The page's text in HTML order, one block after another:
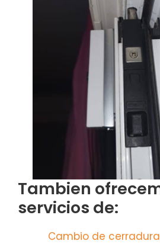
Tambien
servicios de:
Cambio de